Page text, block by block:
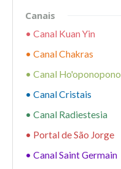
Canais
• Canal Kuan Yin
• Canal Chakras
• Canal Ho'oponopono
• Canal Cristais
• Canal Radiestesia
• Portal de São Jorge
• Canal Saint Germain